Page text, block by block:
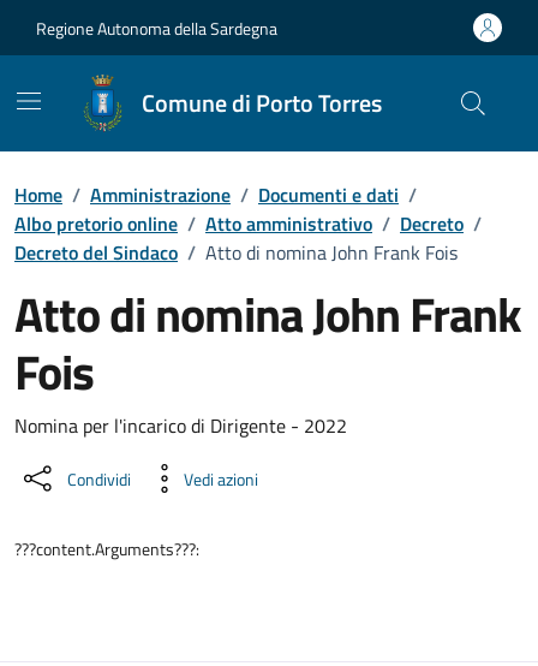
Regione Autonoma della Sardegna
Comune di Porto Torres
Home / Amministrazione / Documenti e dati /
Albo pretorio online / Atto amministrativo / Decreto /
Decreto del Sindaco / Atto di nomina John Frank Fois
Atto di nomina John Frank
Fois
Dettaglio del documento
Nomina per l'incarico di Dirigente - 2022
Condividi Vedi azioni
???content.Arguments???: